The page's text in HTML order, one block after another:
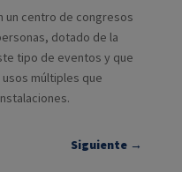
un centro de congresos
dotado de la
tipo de eventos y que
múltiples que
Siguiente →